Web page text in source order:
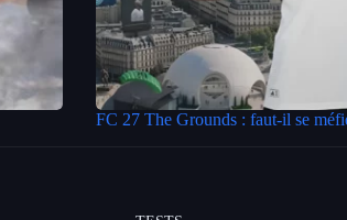
FC 27 The Grounds : faut-il se